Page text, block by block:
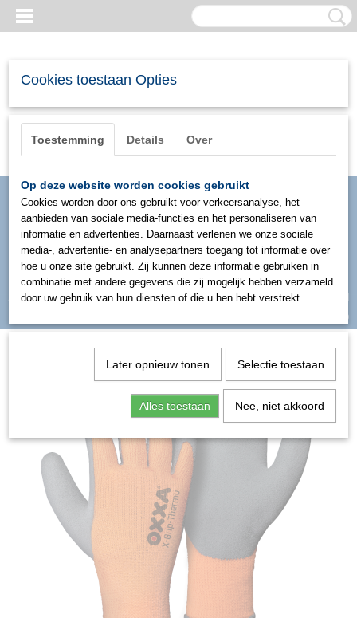
Inloggen Registreren
UW WINKELWAGEN
(0)
Cookies toestaan Opties
Toestemming Details Over
Op deze website worden cookies gebruikt
Cookies worden door ons gebruikt voor verkeersanalyse, het
aanbieden van sociale media-functies en het personaliseren van
informatie en advertenties. Daarnaast verlenen we onze sociale
media-, advertentie- en analysepartners toegang tot informatie over
hoe u onze site gebruikt. Zij kunnen deze informatie gebruiken in
combinatie met andere gegevens die zij mogelijk hebben verzameld
door uw gebruik van hun diensten of die u hen hebt verstrekt.
Later opnieuw tonen Selectie toestaan
Alles toestaan Nee, niet akkoord